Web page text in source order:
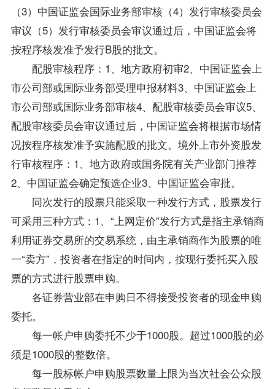
（3）中国证监会国际业务部审核（4）发行审核委员会
审议（5）发行审核委员会审议通过后，中国证监会将
按程序核发准予发行B股的批文。
配股审核程序：1、地方政府初审2、中国证监会上
市公司部或国际业务部受理申报材料3、中国证监会上
市公司部或国际业务部审核4、配股审核委员会审议5、
配股审核委员会审议通过后，中国证监会将根据市场情
况按程序核发准予实施配股的批文。境外上市外资股发
行审核程序：1、地方政府或国务院有关产业部门推荐
2、中国证监会确定预选企业3、中国证监会审批。
同次发行的股票只能采取一种发行方式，股票发行
可采用三种方式：1、“上网定价”发行方式是指主承销商
利用证券交易所的交易系统，由主承销商作为股票的唯
一“卖方”，投资者在指定的时间内，按现行委托买入股
票的方式进行股票申购。
各证券营业部在申购日不得接受投资者的现金申购
委托。
每一帐户申购委托不少于1000股。超过1000股的必
须是1000股的整数倍。
每一股标帐户申购股票数量上限为当次社会公众股